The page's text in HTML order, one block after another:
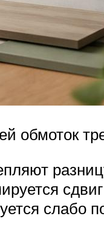
обмоток
слабо